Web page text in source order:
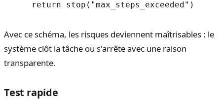
Avec ce schéma, les risques deviennent maîtrisables : le
système clôt la tâche ou s'arrête avec une raison
transparente.
Test rapide